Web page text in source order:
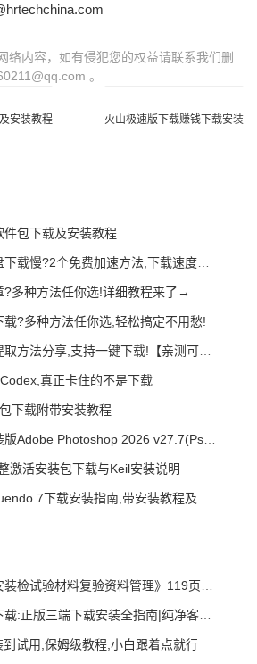
络内容，如有侵犯您的权益请联系我们删
。
安装教程 火山极速版下载赚钱下载安装
包下载及安装教程
慢?2个免费加速方法,下载速度立涨10倍
?多种方法任你选!详细教程来了→
?多种方法任你选,轻松搞定不用愁!
方法分享,支持一键下载!【亲测可用】
真正卡住的不是下载
下载附带安装教程
Photoshop 2026 v27.7(Ps2026)安装教程及
激活安装包下载与Keil安装说明
7下载安装指南,带安装教程及问题处理
检试验材料复验资料管理》119页可下载
端下载安装全指南|纯净客户端,避开私服返利套路
试用,保姆级教程,小白跟着点就行